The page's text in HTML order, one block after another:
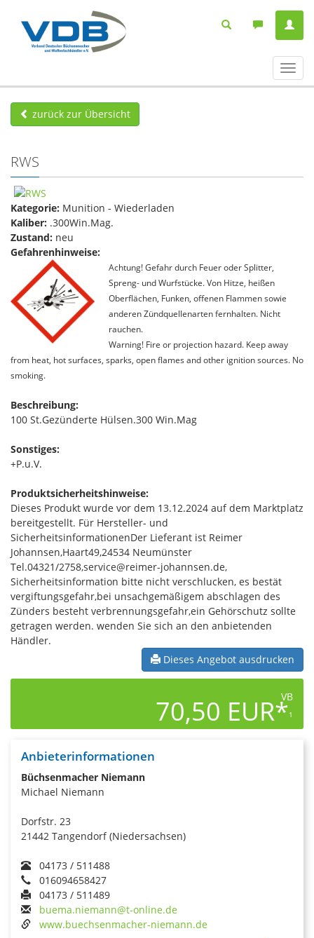
ein-/
zurück zur Übersicht
RWS
Kategorie: Munition - Wiederladen
Kaliber: .300Win.Mag.
Zustand: neu
Gefahrenhinweise:
Achtung! Gefahr durch Feuer oder Splitter,
Spreng- und Wurfstücke. Von Hitze, heißen
Oberflächen, Funken, offenen Flammen sowie
anderen Zündquellenarten fernhalten. Nicht
rauchen.
Warning! Fire or projection hazard. Keep away
from heat, hot surfaces, sparks, open flames and other ignition sources. No
smoking.
Beschreibung:
100 St.Gezünderte Hülsen.300 Win.Mag
Sonstiges:
+P.u.V.
Produktsicherheitshinweise:
Dieses Produkt wurde vor dem 13.12.2024 auf dem Marktplatz
bereitgestellt. Für Hersteller- und
SicherheitsinformationenDer Lieferant ist Reimer
Johannsen,Haart49,24534 Neumünster
Tel.04321/2758,service@reimer-johannsen.de,
Sicherheitsinformation bitte nicht verschlucken, es bestät
vergiftungsgefahr,bei unsachgemäßigem abschlagen des
Zünders besteht verbrennungsgefahr,ein Gehörschutz sollte
getragen werden. wenden Sie sich an den anbietenden
Händler.
Dieses Angebot ausdrucken
VB
70,50 EUR*1
Anbieterinformationen
Büchsenmacher Niemann
Michael Niemann
Dorfstr. 23
21442 Tangendorf (Niedersachsen)
04173 / 511488
016094658427
04173 / 511489
buema.niemann@t-online.de
www.buechsenmacher-niemann.de